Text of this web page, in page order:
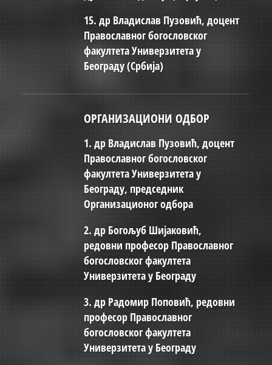
15. др Владислав Пузовић, доцент
Православног богословског
факултета Универзитета у
Београду (Србија)
ОРГАНИЗАЦИОНИ ОДБОР
1. др Владислав Пузовић, доцент
Православног богословског
факултета Универзитета у
Београду, председник
Организационог одбора
2. др Богољуб Шијаковић,
редовни професор Православног
богословског факултета
Универзитета у Београду
3. др Радомир Поповић, редовни
професор Православног
богословског факултета
Универзитета у Београду